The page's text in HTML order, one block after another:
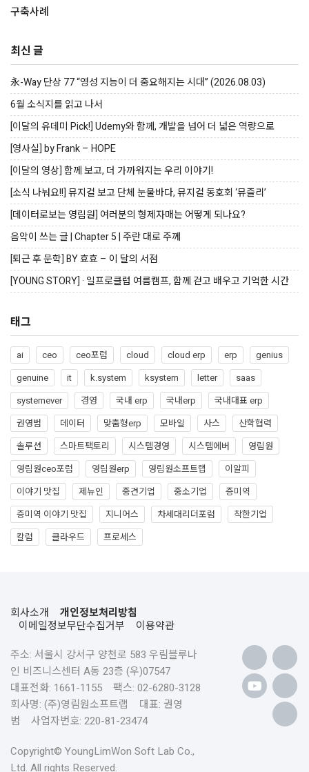
구축사례
최신 글
永-Way 단상 77 “영성 지능이 더 중요해지는 시대” (2026.08.03)
6월 소식지를 읽고 나서
[이달의 유데미 Pick!] Udemy와 함께, 개발을 넘어 더 넓은 역량으로
[영사실] by Frank – HOPE
[이달의 영상] 함께 보고, 더 가까워지는 우리 이야기!
[소식 나눠요!!] 뮤지컬 보고 단체 눈물바다, 뮤지컬 동호회 ‘뮤즐리’
[데이터로보는 영림원] 여러분의 형제자매는 어떻게 되나요?
음악이 쓰는 글 | Chapter 5 | 주란 대로 주께
[퇴근 후 문학] BY 효효 – 이 달의 서점
[YOUNG STORY] · 일프로클럽 여름캠프, 함께 걷고 배우고 기억한 시간
태그
ai ceo ceo포럼 cloud cloud erp erp
genius
genuine
it k.system ksystem letter
saas
systemever
경영 국내 erp 국내erp
국내대표 erp
권영범
데이터 맞춤형erp 모바일 사스
산학협력
솔루션
스마트팩토리 시스템경영 시스템에버
영림원
영림원ceo포럼
영림원erp 영림원소프트랩
이알피
이야기 맛집
제뉴인 중견기업 중소기업
증미역
증미역 이야기 맛집
지니어스 차세대리더포럼
착한기업
칼럼
클라우드 프로세스
회사소개
개인정보처리방침
이메일정보무단수집거부
이용약관
주소: 서울시 강서구 양천로 583 우림블루나
인 비즈니스센터 A동 23층 (우)07547
대표전화: 1661-1155 팩스: 02-6280-3128
회사명: (주)영림원소프트랩 대표: 권영
범 사업자번호: 220-81-23474
Copyright© YoungLimWon Soft Lab Co.,
Ltd. All rights Reserved.